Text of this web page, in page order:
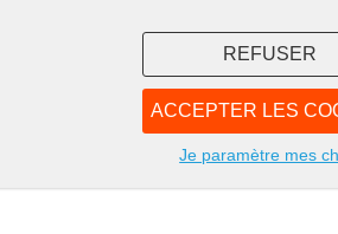
ACCEPTER LES
REFUSER
Je paramètre mes
NOUS